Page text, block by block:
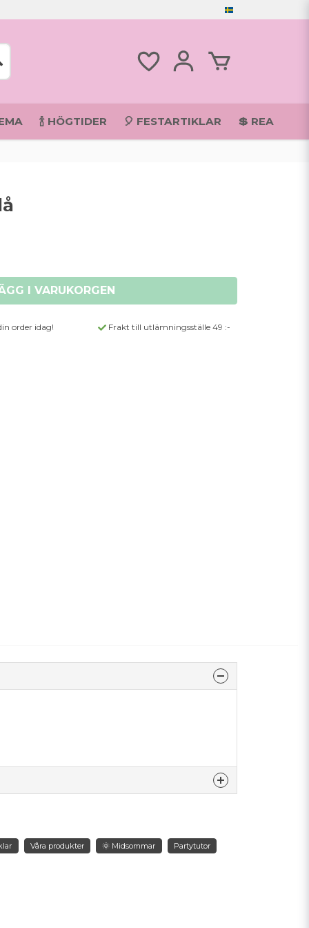
🍾 HÖGTIDER 🎈 FESTARTIKLAR 💲 REA
I VARUKORGEN
order idag!
Frakt till utlämningsställe 49 :-
produkten...
Våra produkter 🌞 Midsommar Partytutor